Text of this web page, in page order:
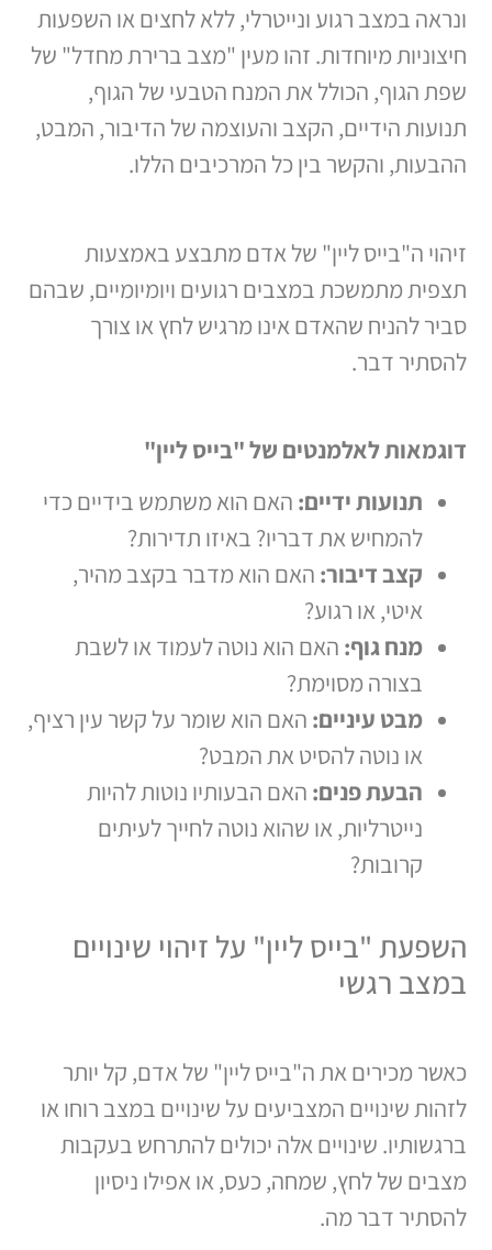
ונראה במצב רגוע ונייטרלי, ללא לחצים או השפעות
חיצוניות מיוחדות. זהו מעין "מצב ברירת מחדל" של
שפת הגוף, הכולל את המנח הטבעי של הגוף,
תנועות הידיים, הקצב והעוצמה של הדיבור, המבט,
ההבעות, והקשר בין כל המרכיבים הללו.
זיהוי ה"בייס ליין" של אדם מתבצע באמצעות
תצפית מתמשכת במצבים רגועים ויומיומיים, שבהם
סביר להניח שהאדם אינו מרגיש לחץ או צורך
להסתיר דבר.
דוגמאות לאלמנטים של "בייס ליין"
תנועות ידיים: האם הוא משתמש בידיים כדי
להמחיש את דבריו? באיזו תדירות?
קצב דיבור: האם הוא מדבר בקצב מהיר,
איטי, או רגוע?
מנח גוף: האם הוא נוטה לעמוד או לשבת
בצורה מסוימת?
מבט עיניים: האם הוא שומר על קשר עין רציף,
או נוטה להסיט את המבט?
הבעת פנים: האם הבעותיו נוטות להיות
נייטרליות, או שהוא נוטה לחייך לעיתים
קרובות?
השפעת "בייס ליין" על זיהוי שינויים
במצב רגשי
כאשר מכירים את ה"בייס ליין" של אדם, קל יותר
לזהות שינויים המצביעים על שינויים במצב רוחו או
ברגשותיו. שינויים אלה יכולים להתרחש בעקבות
מצבים של לחץ, שמחה, כעס, או אפילו ניסיון
להסתיר דבר מה.